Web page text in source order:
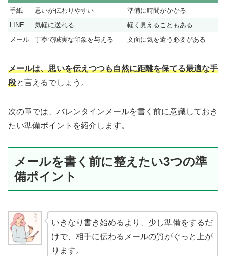
手紙
思いが伝わりやすい
準備に時間がかかる
LINE
気軽に送れる
軽く見えることもある
メール
丁寧で誠実な印象を与える 文面に気を遣う必要がある
メールは、思いを伝えつつも自然に距離を保てる最適な手
段と言えるでしょう。
次の章では、バレンタインメールを書く前に意識しておき
たい準備ポイントを紹介します。
メールを書く前に整えたい3つの準
備ポイント
いきなり書き始めるより、少し準備をするだ
けで、相手に伝わるメールの質がぐっと上が
ります。